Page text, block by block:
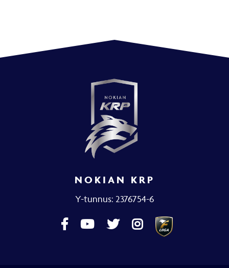
NOKIAN KRP
Y-tunnus: 2376754-6